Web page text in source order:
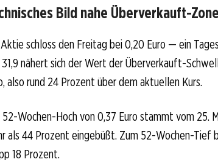
Bild nahe Überverkauft-Zone
schloss den Freitag bei 0,20 Euro — ein
nähert sich der Wert der Überverkauft-
also rund 24 Prozent über dem aktuellen Kurs.
52-Wochen-Hoch von 0,37 Euro stammt vom
als 44 Prozent eingebüßt. Zum 52-Wochen-Tief
18 Prozent.